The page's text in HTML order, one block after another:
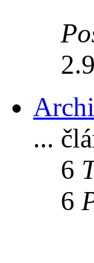
...
6
6